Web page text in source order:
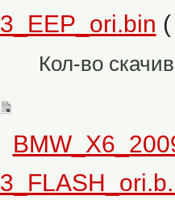
3_EEP_ori.bin
Кол-во